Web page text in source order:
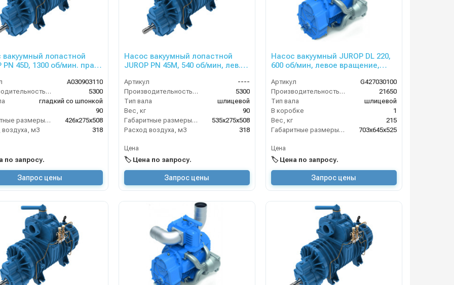
вакуумный лопастной
PN 45D, 1300 об/мин. прав.
A030903110
Производительность (л/мин)
5300
гладкий со шпонкой
90
Габаритные размеры, мм
426х275х508
воздуха, м3
318
по запросу.
Запрос цены
Насос вакуумный лопастной
JUROP PN 45M, 540 об/мин, лев.
Артикул
----
Производительность (л/мин)
5300
Тип вала
шлицевой
Вес, кг
90
Габаритные размеры, мм
535х275х508
Расход воздуха, м3
318
Цена
🏷️ Цена по запросу.
Запрос цены
Насос вакуумный JUROP DL 220,
600 об/мин, левое вращение,
Артикул
G427030100
Производительность (л/мин)
21650
Тип вала
шлицевой
В коробке
1
Вес, кг
215
Габаритные размеры, мм
703х645х525
Цена
🏷️ Цена по запросу.
Запрос цены